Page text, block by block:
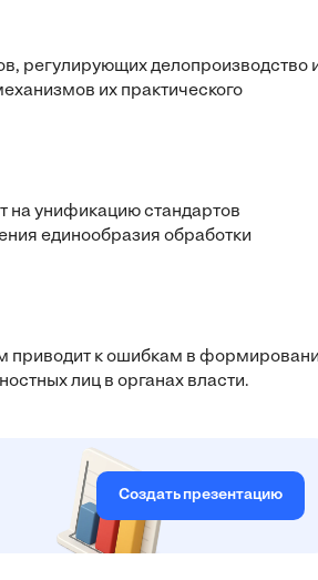
регулирующих делопроизводство
их практического
на унификацию стандартов
единообразия обработки
приводит к ошибкам в
лиц в органах власти.
Создать презентацию